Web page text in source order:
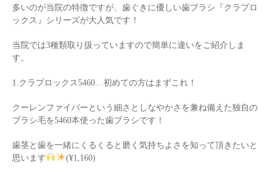
多いのが当院の特徴ですが、歯ぐきに優しい歯ブラシ『クラプロ
ックス』シリーズが大人気です！
当院では3種類取り扱っていますので簡単に違いをご紹介しま
す。
1.クラプロックス5460…初めての方はまずこれ！
クーレンファイバーという細さとしなやかさを兼ね備えた独自の
ブラシ毛を5460本使った歯ブラシです！
歯茎と歯を一緒にくるくると磨く気持ちよさを知って頂きたいと
思います
(¥1,160)